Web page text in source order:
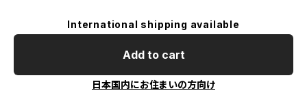
International shipping available
Add to cart
日本国内にお住まいの方向け